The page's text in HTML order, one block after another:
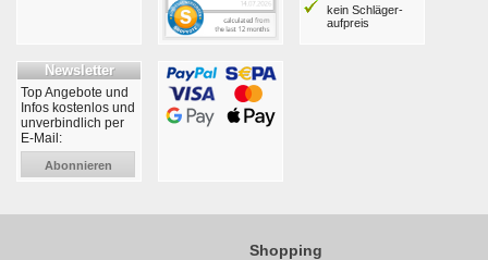
kein Schläger­
aufpreis
Newsletter
Top Angebote und
Infos kostenlos und
unverbindlich per
E-Mail:
Abonnieren
Shopping